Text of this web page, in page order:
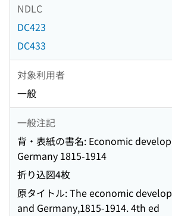
NDLC
DC423
DC433
対象利用者
一般
一般注記
背・表紙の書名: Economic
Germany 1815-1914
折り込図4枚
原タイトル: The economic
and Germany,1815-1914. 4th ed